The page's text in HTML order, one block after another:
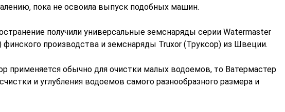
пока не освоила выпуск подобных машин.
получили универсальные земснаряды серии Watermaster
финского производства и земснаряды Truxor (Труксор) из Швеции.
применяется обычно для очистки малых водоемов, то Ватермастер
и углубления водоемов самого разнообразного размера и